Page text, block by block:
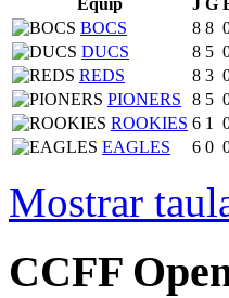
BOCS
8 8
DUCS
8 5
REDS
8 3
PIONERS
8 5
ROOKIES 6 1
EAGLES
6 0
Mostrar
CCFF